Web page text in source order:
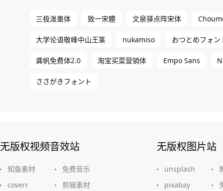
三极泼墨体 致一宋體 文泉驿点阵宋体
大学论语敬峰中山王篆 nukamiso おつとめフォン
龚帆免费体2.0 淘宝买菜营销体 Empo Sans
ささがきフォント
无版权视频音效站
知鱼素材
免费音乐
coverr
剪辑素材
无版权图片站
unsplash
pixabay